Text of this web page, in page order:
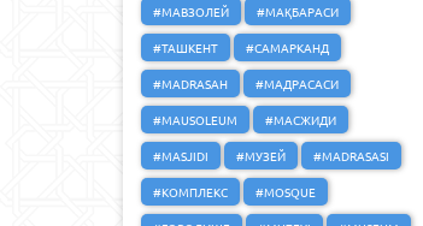
#МАВЗОЛЕЙ
#МАҚБАРАСИ
#ТАШКЕНТ
#САМАРКАНД
#MADRASAH
#МАДРАСАСИ
#MAUSOLEUM
#МАСЖИДИ
#MASJIDI
#МУЗЕЙ
#MADRASASI
#КОМПЛЕКС
#MOSQUE